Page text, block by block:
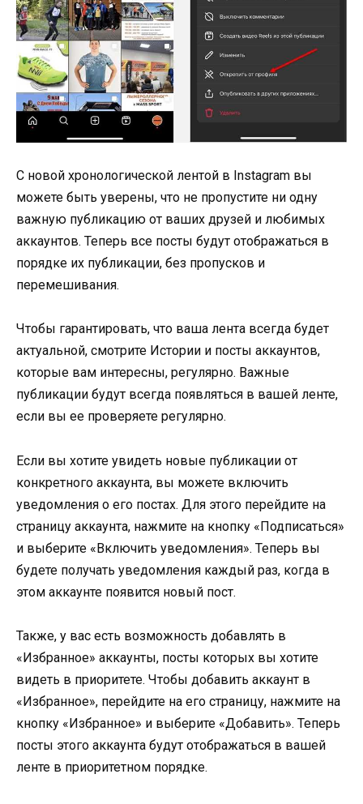
С новой хронологической лентой в Instagram вы
можете быть уверены, что не пропустите ни одну
важную публикацию от ваших друзей и любимых
аккаунтов. Теперь все посты будут отображаться в
порядке их публикации, без пропусков и
перемешивания.
Чтобы гарантировать, что ваша лента всегда будет
актуальной, смотрите Истории и посты аккаунтов,
которые вам интересны, регулярно. Важные
публикации будут всегда появляться в вашей ленте,
если вы ее проверяете регулярно.
Если вы хотите увидеть новые публикации от
конкретного аккаунта, вы можете включить
уведомления о его постах. Для этого перейдите на
страницу аккаунта, нажмите на кнопку «Подписаться»
и выберите «Включить уведомления». Теперь вы
будете получать уведомления каждый раз, когда в
этом аккаунте появится новый пост.
Также, у вас есть возможность добавлять в
«Избранное» аккаунты, посты которых вы хотите
видеть в приоритете. Чтобы добавить аккаунт в
«Избранное», перейдите на его страницу, нажмите на
кнопку «Избранное» и выберите «Добавить». Теперь
посты этого аккаунта будут отображаться в вашей
ленте в приоритетном порядке.